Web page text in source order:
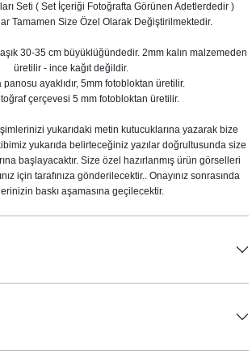
Hatıra Fotoğraf Çerçevesi
Karşılama Panosu
Seti ( Set İçeriği Fotoğrafta Görünen Adetlerdedir )
Tamamen Size Özel Olarak Değiştirilmektedir.
30-35 cm büyüklüğündedir. 2mm kalın malzemeden
üretilir - ince kağıt değildir.
panosu ayaklıdır, 5mm fotobloktan üretilir.
çerçevesi 5 mm fotobloktan üretilir.
yukarıdaki metin kutucuklarına yazarak bize
yukarıda belirteceğiniz yazılar doğrultusunda size
başlayacaktır. Size özel hazırlanmış ürün görselleri
için tarafınıza gönderilecektir.. Onayınız sonrasında
baskı aşamasına geçilecektir.